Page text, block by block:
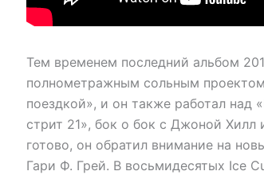
Тем временем последний альбом
полнометражным сольным
поездкой», и он также работал
стрит 21», бок о бок с Джоной
готово, он обратил внимание на
Гари Ф. Грей. В восьмидесятых Ice